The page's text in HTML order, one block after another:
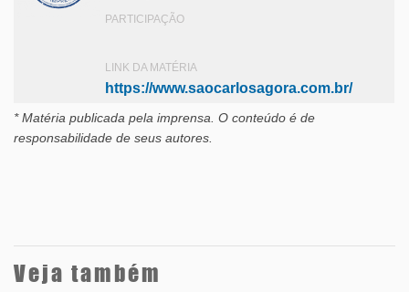
PARTICIPAÇÃO
LINK DA MATÉRIA
https://www.saocarlosagora.com.br/
* Matéria publicada pela imprensa . O conteúdo é de
responsabilidade de seus autores.
Veja também